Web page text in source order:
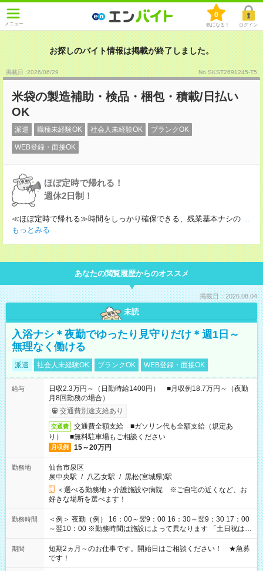
メニュー
0
気になる！ ログイン
お探しのバイト情報は掲載が終了しました。
掲載日 :2026/06/29 No.SKST2691245-T5
米袋の製造補助・検品・梱包・積載/日払い
OK
派遣 職種未経験OK 社会人未経験OK ブランクOK
WEB登録・面接OK
ほぼ定時で帰れる！
週休2日制！
≪ほぼ定時で帰れる≫時間をしっかり確保できる、残業基本ナシの ...
もっとみる
あなたの閲覧履歴からのオススメ
掲載日：2026.08.04
未読
入浴ナシ＊夜勤でゆったり見守りだけ＊週1日～
無理なく働ける
派遣 社会人未経験OK ブランクOK WEB登録・面接OK
給与
日収2.3万円～（日勤時給1400円） ■月収例18.7万円～（夜勤
月8回勤務の場合）
交通費別途支給あり
交通費
交通費全額支給 ■ガソリン代も全額支給（規定あ
り） ■無料駐車場もご相談ください
月収例 15～20万円
勤務地
仙台市泉区
泉中央駅 / 八乙女駅 / 黒松(宮城県)駅
＜選べる勤務地＞介護施設や病院 ※ご自宅の近くなど、お
好きな場所を選べます！
勤務時間
＜例＞ 夜勤（例） 16：00～翌9：00 16：30～翌9：30 17：00
～翌10：00 ※勤務時間は施設によって異なります 「土日祝は休
みたい」 「しっかり稼ぎたい」 「もう少し遅い時間から始めた
い」など ご希望にあったお仕事をご案内いたします。 ※未経験
の方の場合は1～2ヶ月間は日中での仕事を経験いただき、 お
仕事に慣れてからの夜勤になります。 ★家庭の都合でお休みが
期間
短期2ヵ月～のお仕事です。開始日はご相談ください！ ★急募
です！